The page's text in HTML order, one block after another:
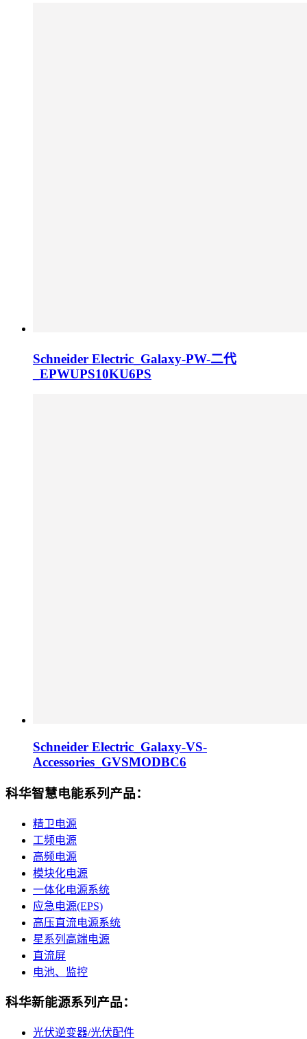
Schneider Electric_Galaxy-PW-二代
_EPWUPS10KU6PS
Schneider Electric_Galaxy-VS-
Accessories_GVSMODBC6
科华智慧电能系列产品：
精卫电源
工频电源
高频电源
模块化电源
一体化电源系统
应急电源(EPS)
高压直流电源系统
星系列高端电源
直流屏
电池、监控
科华新能源系列产品：
光伏逆变器/光伏配件